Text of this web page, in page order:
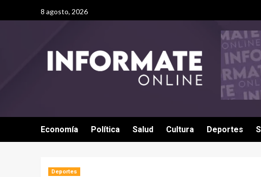
8 agosto, 2026
Economía Política Salud Cultura Deportes
Deportes